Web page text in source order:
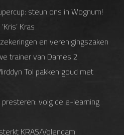
steun ons in Wognum!
Kras
en verenigingszaken
trainer van Dames 2
Tol pakken goud met
volg de e-learning
KRAS/Volendam